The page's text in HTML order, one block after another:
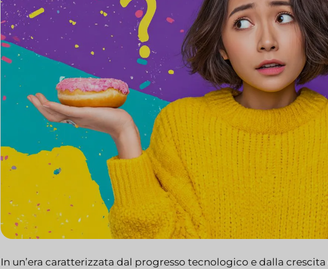
In un’era caratterizzata dal progresso tecnologico e dalla